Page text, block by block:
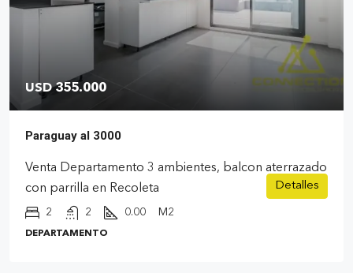
USD 355.000
Paraguay al 3000
Venta Departamento 3 ambientes, balcon aterrazado
con parrilla en Recoleta
2 2 0.00 M2
DEPARTAMENTO
Detalles